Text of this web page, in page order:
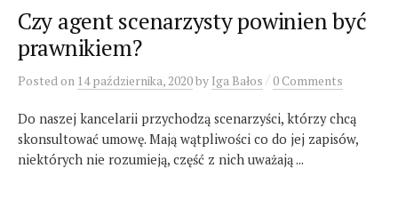
Czy agent scenarzysty powinien być
prawnikiem?
Posted on 14 października, 2020by Iga Bałos /0 Comments
Do naszej kancelarii przychodzą scenarzyści, którzy chcą
skonsultować umowę. Mają wątpliwości co do jej zapisów,
niektórych nie rozumieją, część z nich uważają ...